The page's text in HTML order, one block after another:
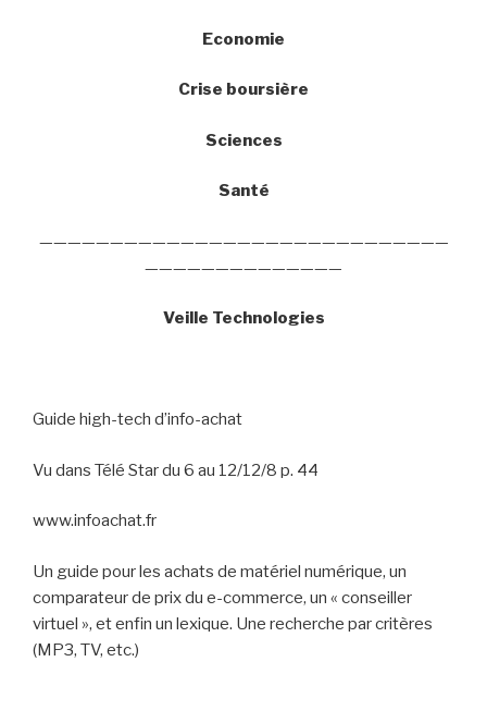
Economie
Crise boursière
Sciences
Santé
—————————————————————————————
——————————————
Veille Technologies
Guide high-tech d’info-achat
Vu dans Télé Star du 6 au 12/12/8 p. 44
www.infoachat.fr
Un guide pour les achats de matériel numérique, un
comparateur de prix du e-commerce, un « conseiller
virtuel », et enfin un lexique. Une recherche par critères
(MP3, TV, etc.)